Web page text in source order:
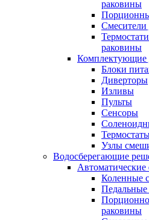
раковины
Смесители
раковины
Комплектующие
Блоки
Диверторы
Изливы
Пульты
Сенсоры
Узлы
Водосберегающие
Коленные
Педальные
раковины